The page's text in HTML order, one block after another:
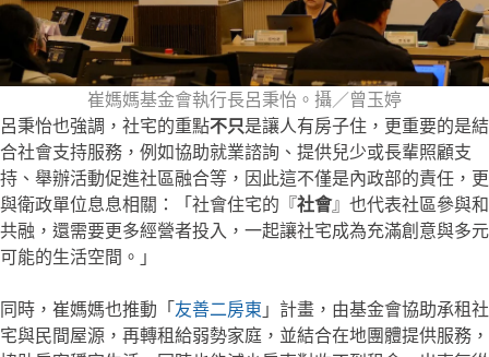
崔媽媽基金會執行長呂秉怡。攝／曾玉婷
呂秉怡也強調，社宅的重點不只是讓人有房子住，更重要的是結
合社會支持服務，例如協助就業諮詢、提供兒少或長輩照顧支
持、舉辦活動促進社區融合等，因此這不僅是內政部的責任，更
與衛政單位息息相關：「社會住宅的『社會』也代表社區參與和
共融，還需要更多經營者投入，一起讓社宅成為充滿創意與多元
可能的生活空間。」
同時，崔媽媽也推動「 友善二房東 」計畫，由基金會協助承租社
宅與民間屋源，再轉租給弱勢家庭，並結合在地團體提供服務，